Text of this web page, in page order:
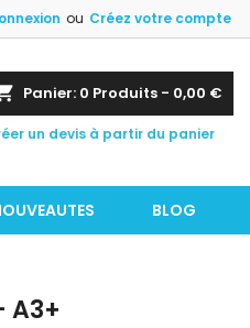
ou Créez votre compte
Panier: 0 Produits - 0,00 €
un devis à partir du panier
BLOG
A3+